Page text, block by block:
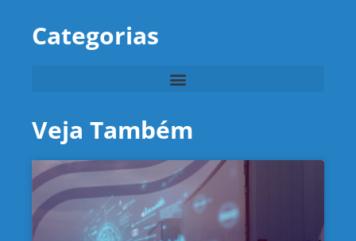
Categorias
Veja Também